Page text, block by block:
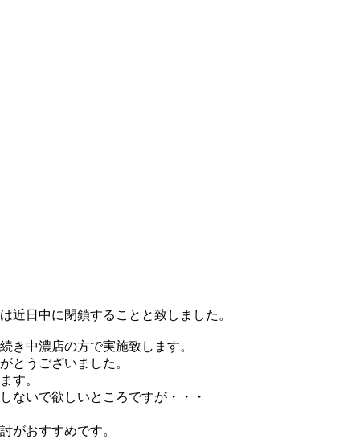
近日中に閉鎖することと致しました。
き中濃店の方で実施致します。
とうございました。
す。
ないで欲しいところですが・・・
がおすすめです。